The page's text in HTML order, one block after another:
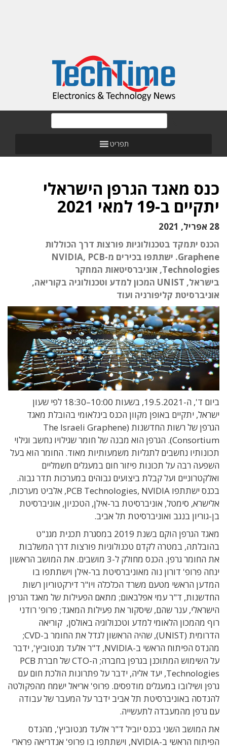
תפריט
כנס מאגד הגרפן הישראלי
יתקיים ב-19 למאי 2021
28 אפריל, 2021
הכנס יתמקד בטכנולוגיות פורצות דרך הכוללות
Graphene. ישתתפו בכירים מ-NVIDIA, PCB
Technologies, אוניברסיטאות המחקר
בישראל, UNIST המכון למדע וטכנולוגיה בקוריאה,
אוניברסיטת קליפורניה ועוד
ביום ד', ה-19.5.2021, בשעות 10:00–18:30 לפי שעון
ישראל, יתקיים באופן מקוון הכנס בינלאומי בהובלת מאגד
הגרפן של רשות החדשנות (The Israeli Graphene
Consortium). הגרפן הוא מבנה של חומר שגילויו נחשב וגילוי
תכונותיו נחשבים לתגליות משמעותיות מאוד. החומר הוא בעל
השפעה רבה על תכונות פיזור חום במעגלים חשמליים
ואלקטרוניים ועל קבלת ביצועים גבוהים במערכות תדר גבוה.
בכנס ישתתפו PCB Technologies, NVIDIA, אלביט מערכות,
אלישרא, סימטל, אוניברסיטת בר-אילן, הטכניון, אוניברסיטת
בן-גוריון בנגב ואוניברסיטת תל אביב.
מאגד הגרפן הוקם בשנת 2019 במסגרת תכנית מגנ"ט
בהובלתה, במטרה לקדם טכנולוגיות פורצות דרך המשלבות
את החומר גרפן. הכנס מחולק ל-3 מושבים. את המושב הראשון
ינחה פרופ' דורון נוה מאוניברסיטת בר-אילן וישתתפו בו
המדען הראשי מטעם משרד הכלכלה ויו"ר דירקטוריון רשות
החדשנות, ד"ר עמי אפלבאום; מתאם הפעילות של מאגד הגרפן
הישראלי, ענר שהם, שיסקור את פעילות המאגד; פרופ' רודני
רוף מהמכון הלאומי למדע וטכנולוגיה באולסן, קוריאה
הדרומית (UNIST), שהיה הראשון לגדל את החומר ב-CVD;
מהנדס הפיתוח הראשי ב-NVIDIA, ד"ר אלעד מנטוביץ', ידבר
על השימוש המתוכנן בגרפן בחברה; ה-CTO של חברת PCB
Technologies, יעד אליה, ידבר על פתרונות הולכת חום עם
גרפן ושילובו במעגלים מודפסים. פרופ' אריאל ישמח מהפקולטה
להנדסה באוניברסיטת תל אביב ידבר על המעבר של עבודה
עם גרפן מהמעבדה לתעשייה.
את המושב השני בכנס יוביל ד"ר אלעד מנטוביץ', מהנדס
הפיתוח הראשי ב-NVIDIA, וישתתפו בו פרופ' אנדריאה פרארי